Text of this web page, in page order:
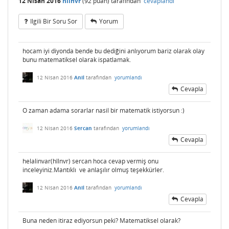
Ilgili Bir Soru Sor Yorum
hocam iyi diyonda bende bu dediğini anlıyorum bariz olarak olay
bunu matematiksel olarak ispatlamak.
12 Nisan 2016 Anil tarafından yorumlandı
Cevapla
O zaman adama sorarlar nasil bir matematik istiyorsun :)
12 Nisan 2016 Sercan tarafından yorumlandı
Cevapla
helalinvar(hllnvr) sercan hoca cevap vermiş onu
inceleyiniz.Mantıklı ve anlaşılır olmuş teşekkürler.
12 Nisan 2016 Anil tarafından yorumlandı
Cevapla
Buna neden itiraz ediyorsun peki? Matematiksel olarak?